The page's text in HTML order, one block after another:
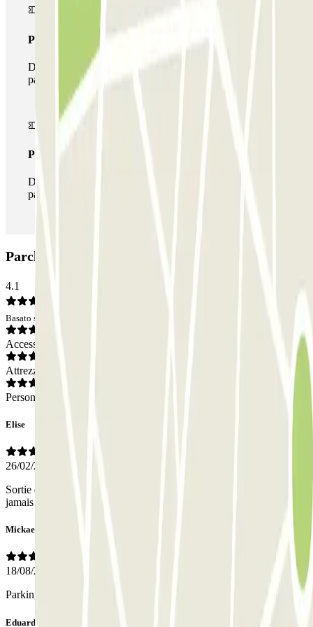
Pass multiparking
Durante il tuo soggiorno potrai usufruire dell'intera rete di
parcheggi disponibili su Parclick.
Pass illlimitato
Durante il tuo soggiorno potrai entrare e uscire dal
parcheggio tutte le volte che vorrai.
Parcheggio Q-Park Byzantium: Opinioni
4.1
Basato su 6 opinioni
Accesso
Attrezzatura
Personale
Elise
26/02/2026
Sortie de parking mal indiquée Tarif vraiment excessif Personnel
jamais vu
Mickael
18/08/2025
Parking très propre grand et facile d accès vraiment proche du centre
Eduardas